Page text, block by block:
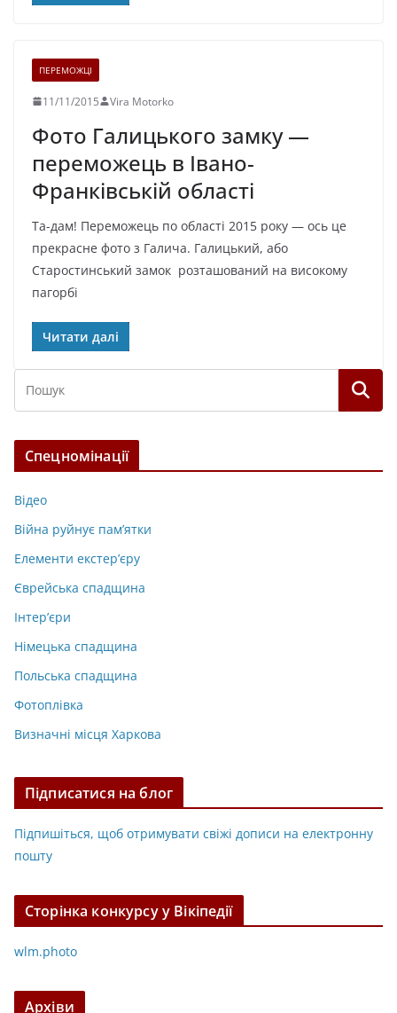
ПЕРЕМОЖЦІ
11/11/2015 Vira Motorko
Фото Галицького замку —
переможець в Івано-
Франківській області
Та-дам! Переможець по області 2015 року — ось це
прекрасне фото з Галича. Галицький, або
Старостинський замок розташований на високому
пагорбі
Читати далі
Спецномінації
Відео
Війна руйнує пам’ятки
Елементи екстер’єру
Єврейська спадщина
Інтер’єри
Німецька спадщина
Польська спадщина
Фотоплівка
Визначні місця Харкова
Підписатися на блог
Підпишіться, щоб отримувати свіжі дописи на електронну
пошту
Сторінка конкурсу у Вікіпедії
wlm.photo
Архіви